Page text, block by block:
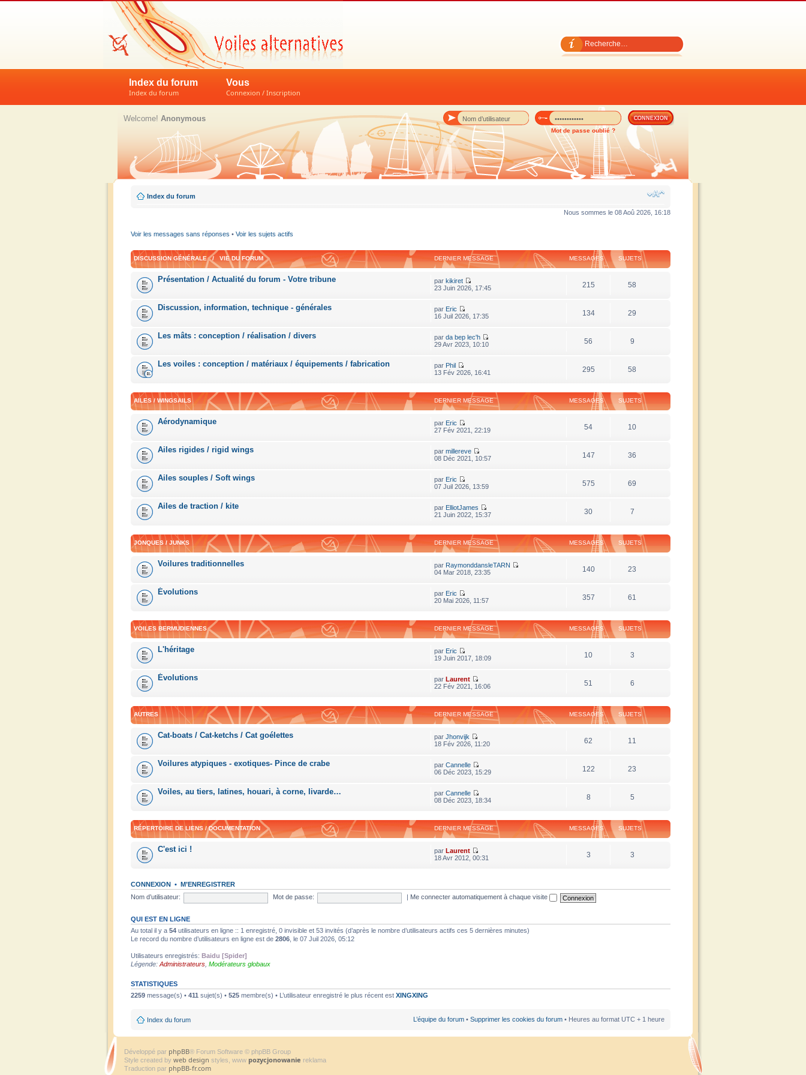
Index du forum
Index du forum
Vous
Connexion / Inscription
Mot de passe oublié ?
Welcome! Anonymous
Index du forum
Nous sommes le 08 Aoû 2026, 16:18
Voir les messages sans réponses • Voir les sujets actifs
DISCUSSION GÉNÉRALE / VIE DU FORUM DERNIER MESSAGE MESSAGES SUJETS
Présentation / Actualité du forum - Votre tribune par kikiret
23 Juin 2026, 17:45
215 58
Discussion, information, technique - générales par Eric
16 Juil 2026, 17:35
134 29
Les mâts : conception / réalisation / divers par da bep lec'h
29 Avr 2023, 10:10
56 9
Les voiles : conception / matériaux / équipements / fabrication par Phil
13 Fév 2026, 16:41
295 58
AILES / WINGSAILS DERNIER MESSAGE MESSAGES SUJETS
Aérodynamique par Eric
27 Fév 2021, 22:19
54 10
Ailes rigides / rigid wings par millereve
08 Déc 2021, 10:57
147 36
Ailes souples / Soft wings par Eric
07 Juil 2026, 13:59
575 69
Ailes de traction / kite par ElliotJames
21 Juin 2022, 15:37
30 7
JONQUES / JUNKS DERNIER MESSAGE MESSAGES SUJETS
Voilures traditionnelles par RaymonddansleTARN
04 Mar 2018, 23:35
140 23
Évolutions par Eric
20 Mai 2026, 11:57
357 61
VOILES BERMUDIENNES DERNIER MESSAGE MESSAGES SUJETS
L'héritage par Eric
19 Juin 2017, 18:09
10 3
Évolutions par Laurent
22 Fév 2021, 16:06
51 6
AUTRES DERNIER MESSAGE MESSAGES SUJETS
Cat-boats / Cat-ketchs / Cat goélettes par Jhonvijk
18 Fév 2026, 11:20
62 11
Voilures atypiques - exotiques- Pince de crabe par Cannelle
06 Déc 2023, 15:29
122 23
Voiles, au tiers, latines, houari, à corne, livarde… par Cannelle
08 Déc 2023, 18:34
8 5
RÉPERTOIRE DE LIENS / DOCUMENTATION DERNIER MESSAGE MESSAGES SUJETS
C'est ici ! par Laurent
18 Avr 2012, 00:31
3 3
CONNEXION • M’ENREGISTRER
Nom d’utilisateur:
Mot de passe: Me connecter automatiquement à chaque visite
QUI EST EN LIGNE
Au total il y a 54 utilisateurs en ligne :: 1 enregistré, 0 invisible et 53 invités (d’après le nombre d’utilisateurs actifs ces 5 dernières minutes)
Le record du nombre d’utilisateurs en ligne est de 2806 , le 07 Juil 2026, 05:12
Utilisateurs enregistrés: Baidu [Spider]
Légende: Administrateurs Modérateurs globaux
STATISTIQUES
2259 message(s) • 411 sujet(s) • 525 membre(s) • L’utilisateur enregistré le plus récent est XINGXING
Index du forum L’équipe du forum • Supprimer les cookies du forum • Heures au format UTC + 1 heure
Développé par phpBB® Forum Software © phpBB Group
Style created by web design styles, www pozycjonowanie reklama
Traduction par phpBB-fr.com